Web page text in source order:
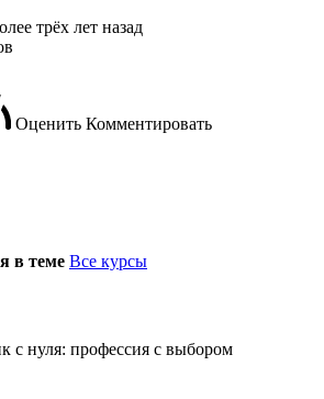
трёх лет назад
Оценить Комментировать
в теме Все курсы
с нуля: профессия с выбором